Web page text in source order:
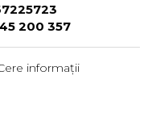
200 357
informații